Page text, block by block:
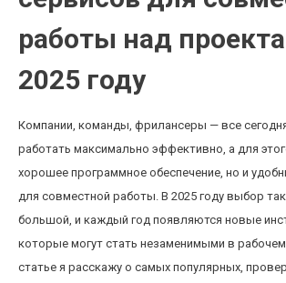
работы над
2025 году
Компании, команды, фрилансеры — все
работать максимально эффективно, а для
хорошее программное обеспечение, но и
для совместной работы. В 2025 году выбор
большой, и каждый год появляются новые
которые могут стать незаменимыми в рабочем
статье я расскажу о самых популярных,